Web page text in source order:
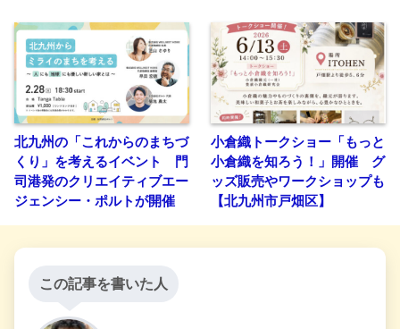
北九州の「これからのまちづ
くり」を考えるイベント 門
司港発のクリエイティブエー
ジェンシー・ポルトが開催
小倉織トークショー「もっと
小倉織を知ろう！」開催 グ
ッズ販売やワークショップも
【北九州市戸畑区】
この記事を書いた人